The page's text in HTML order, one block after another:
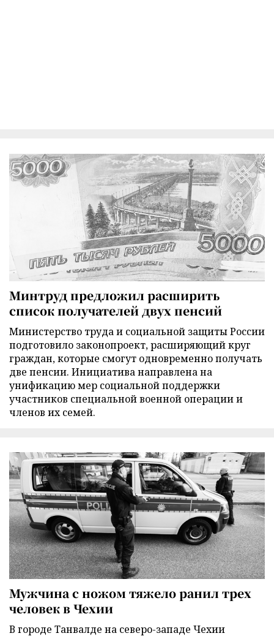
Минтруд предложил расширить
список получателей двух пенсий
Министерство труда и социальной защиты России
подготовило законопроект, расширяющий круг
граждан, которые смогут одновременно получать
две пенсии. Инициатива направлена на
унификацию мер социальной поддержки
участников специальной военной операции и
членов их семей.
Мужчина с ножом тяжело ранил трех
человек в Чехии
В городе Танвалде на северо-западе Чехии